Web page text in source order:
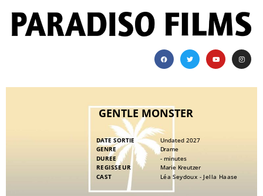
GENTLE MONSTER
DATE SORTIE
GENRE
DUREE
REGISSEUR
CAST
Undated 2027
Drame
- minutes
Marie Kreutzer
Léa Seydoux - Jella Haase